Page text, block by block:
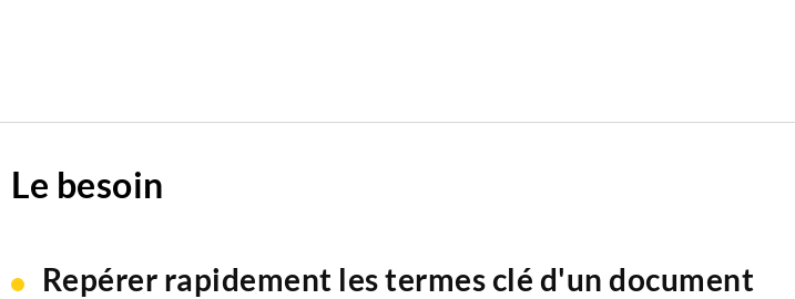
Le besoin
Repérer rapidement les termes clé d'un document